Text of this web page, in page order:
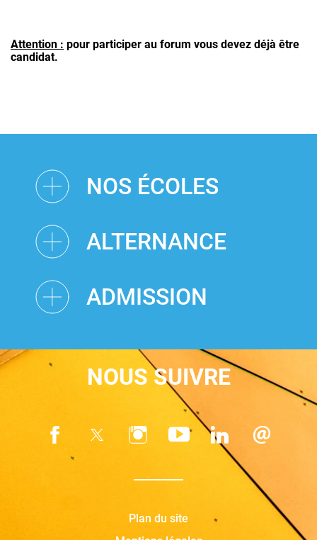
Attention : pour participer au forum vous devez déjà être
candidat.
NOS ÉCOLES
ALTERNANCE
ADMISSION
NOUS SUIVRE
Plan du site